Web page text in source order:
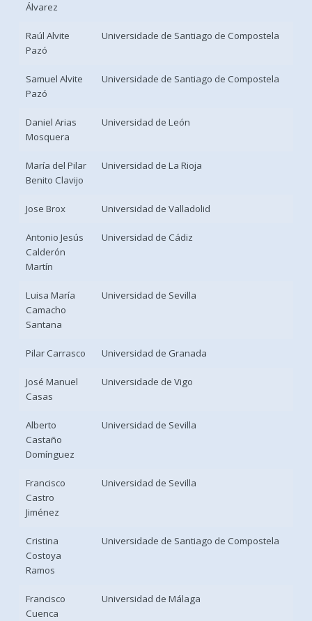
Álvarez
Raúl Alvite
Pazó
Universidade de Santiago de Compostela
Samuel Alvite
Pazó
Universidade de Santiago de Compostela
Daniel Arias
Mosquera
Universidad de León
María del Pilar
Benito Clavijo
Universidad de La Rioja
Jose Brox Universidad de Valladolid
Antonio Jesús
Calderón
Martín
Universidad de Cádiz
Luisa María
Camacho
Santana
Universidad de Sevilla
Pilar Carrasco Universidad de Granada
José Manuel
Casas
Universidade de Vigo
Alberto
Castaño
Domínguez
Universidad de Sevilla
Francisco
Castro
Jiménez
Universidad de Sevilla
Cristina
Costoya
Ramos
Universidade de Santiago de Compostela
Francisco
Cuenca
Universidad de Málaga